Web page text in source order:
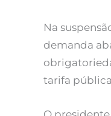
Na
demanda
tarifa